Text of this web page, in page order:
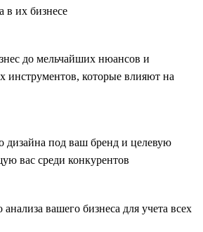
в их бизнесе
до мельчайших нюансов и
инструментов, которые влияют на
дизайна под ваш бренд и целевую
вас среди конкурентов
вашего бизнеса для учета всех